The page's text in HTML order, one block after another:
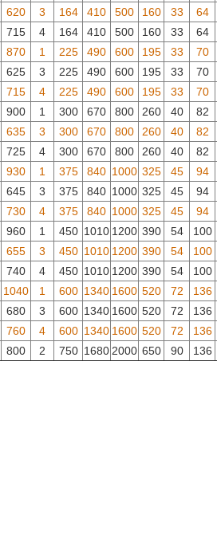
620 3 164 410 500 160 33 64
715 4 164 410 500 160 33 64
870 1 225 490 600 195 33 70
625 3 225 490 600 195 33 70
715 4 225 490 600 195 33 70
900 1 300 670 800 260 40 82
635 3 300 670 800 260 40 82
725 4 300 670 800 260 40 82
930 1 375 840 1000 325 45 94
645 3 375 840 1000 325 45 94
730 4 375 840 1000 325 45 94
960 1 450 1010 1200 390 54 100
655 3 450 1010 1200 390 54 100
740 4 450 1010 1200 390 54 100
1040 1 600 1340 1600 520 72 136
680 3 600 1340 1600 520 72 136
760 4 600 1340 1600 520 72 136
800 2 750 16802000 650 90 136